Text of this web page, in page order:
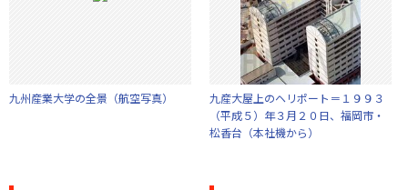
九州産業大学の全景（航空写真）
九産大屋上のヘリポート＝１９９３
（平成５）年３月２０日、福岡市・
松香台（本社機から）